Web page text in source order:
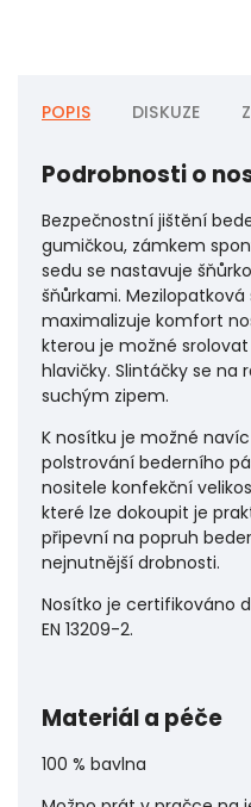
POPIS DISKUZE
Podrobnosti o
Bezpečnostní jištění
gumičkou, zámkem
sedu se nastavuje
šňůrkami.
maximalizuje komfort
kterou je možné
hlavičky. Slintáčky se
suchým zipem.
K nosítku je možné
polstrování bederního
nositele konfekční
které lze dokoupit je
připevní na popruh
nejnutnější drobnosti.
Nosítko je certifikováno
EN 13209-2.
Materiál a péče
100 % bavlna